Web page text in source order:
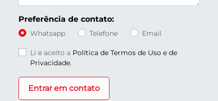
Preferência de contato:
Whatsapp Telefone Email
Li e aceito a Política de Termos de Uso e de
Privacidade.
Entrar em contato